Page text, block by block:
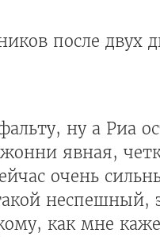
после двух
ну а Риа
явная,
очень
неспешный,
как мне